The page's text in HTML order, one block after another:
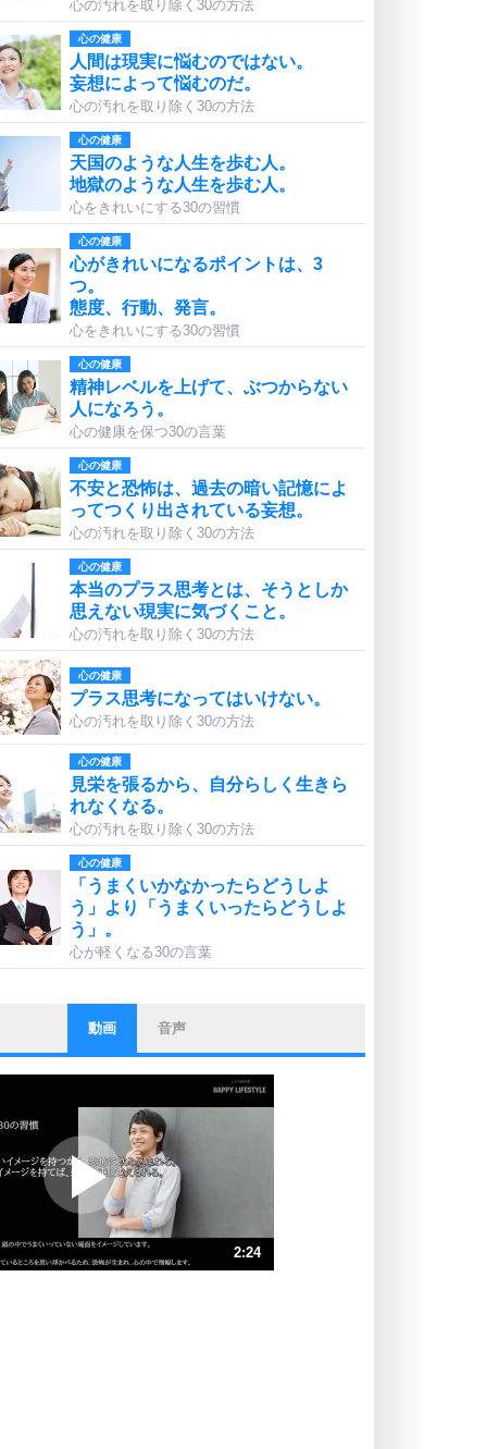
心の汚れを取り除く30の方法
心の健康
人間は現実に悩むのではない。
妄想によって悩むのだ。
心の汚れを取り除く30の方法
心の健康
天国のような人生を歩む人。
地獄のような人生を歩む人。
心をきれいにする30の習慣
心の健康
心がきれいになるポイントは、3
つ。
態度、行動、発言。
心をきれいにする30の習慣
心の健康
精神レベルを上げて、ぶつからない
人になろう。
心の健康を保つ30の言葉
心の健康
不安と恐怖は、過去の暗い記憶によ
ってつくり出されている妄想。
心の汚れを取り除く30の方法
心の健康
本当のプラス思考とは、そうとしか
思えない現実に気づくこと。
心の汚れを取り除く30の方法
心の健康
プラス思考になってはいけない。
心の汚れを取り除く30の方法
心の健康
見栄を張るから、自分らしく生きら
れなくなる。
心の汚れを取り除く30の方法
心の健康
「うまくいかなかったらどうしよ
う」より「うまくいったらどうしよ
う」。
心が軽くなる30の言葉
ストレス対策
他人と比べない。
いっそのこと、他人を見ない。
プラス思考
ポジティブになれない原因は、行動
しないから。
ポジティブ思考になる30の方法
ストレス対策
人生、なんとかなるもの。
動画 音声
2:24